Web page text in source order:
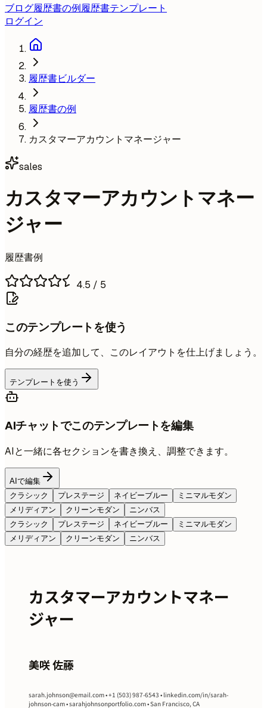
ブログ履歴書の例履歴書テンプレート
ログイン
履歴書ビルダー
履歴書の例
カスタマーアカウントマネージャー
sales
カスタマーアカウントマネー
ジャー
履歴書例
4.5 / 5
このテンプレートを使う
自分の経歴を追加して、このレイアウトを仕上げましょう。
テンプレートを使う
AIチャットでこのテンプレートを編集
AIと一緒に各セクションを書き換え、調整できます。
AIで編集
クラシック
プレステージ ネイビーブルー
ミニマルモダン
メリディアン
クリーンモダン
ニンバス
クラシック
プレステージ ネイビーブルー
ミニマルモダン
メリディアン
クリーンモダン ニンバス
カスタマーアカウントマネー
ジャー
美咲 佐藤
sarah.johnson@email.com• +1 (503) 987-6543 • linkedin.com/in/sarah-
johnson-cam • sarahjohnsonportfolio.com • San Francisco, CA